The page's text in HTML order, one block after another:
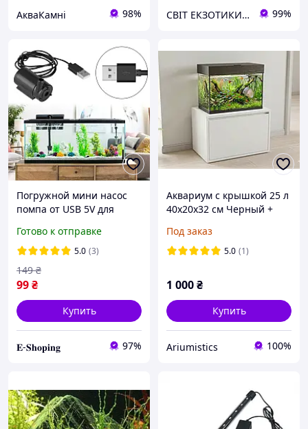
АкваКамні 98% СВІТ ЕКЗОТИКИ . Акваріуми від виробника, обладнання, рослини, рибки та ін. Рослини для водойми . 99%
Погружной мини насос
помпа от USB 5V для
поелок
Готово к отправке
5.0 (3)
99₴
149 ₴
Купить
𝐄-𝐒𝐡𝐨𝐩𝐢𝐧𝐠 97%
Аквариум с крышкой 25 л
40х20х32 см Черный +
Под заказ
5.0 (1)
1 000₴
Купить
Ariumistics 100%